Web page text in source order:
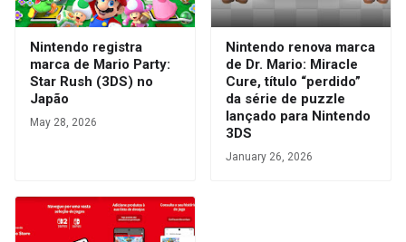
Nintendo registra
marca de Mario Party:
Star Rush (3DS) no
Japão
May 28, 2026
Nintendo renova marca
de Dr. Mario: Miracle
Cure, título “perdido”
da série de puzzle
lançado para Nintendo
3DS
January 26, 2026